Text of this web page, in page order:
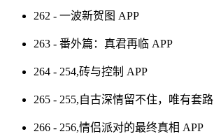
262 - 一波新贺图 APP
263 - 番外篇：真君再临 APP
264 - 254,砖与控制 APP
265 - 255,自古深情留不住，唯有套路
266 - 256,情侣派对的最终真相 APP